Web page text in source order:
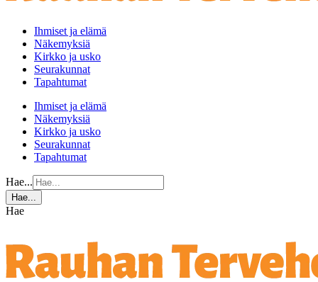
Ihmiset ja elämä
Näkemyksiä
Kirkko ja usko
Seurakunnat
Tapahtumat
Ihmiset ja elämä
Näkemyksiä
Kirkko ja usko
Seurakunnat
Tapahtumat
Hae...
Hae...
Hae